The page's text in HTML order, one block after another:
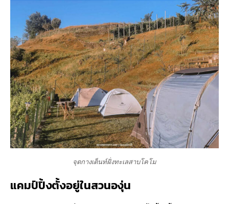
จุดกางเต็นท์ฝั่งทะเลสาบโคโม
แคมป์ปิ้งตั้งอยู่ในสวนองุ่น